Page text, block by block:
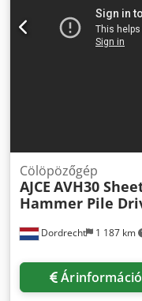
Dordrecht 1 187 km
Cölöpözőgép
AJCE AVH30
Hammer Pile
Árinformáció